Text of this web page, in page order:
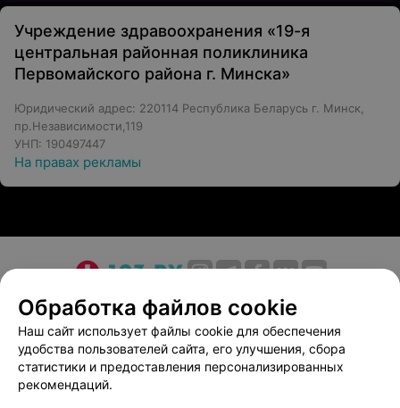
Учреждение здравоохранения «19-я
центральная районная поликлиника
Первомайского района г. Минска»
Юридический адрес: 220114 Республика Беларусь г. Минск,
пр.Независимости,119
УНП: 190497447
На правах рекламы
О проекте Новости проекта
Размещение рекламы
Медицинский маркетинг
Публичный договор
Пользовательское соглашение
Способы оплаты
Вакансии
Партнеры
Обработка файлов cookie
Наш сайт использует файлы cookie для обеспечения
удобства пользователей сайта, его улучшения, сбора
статистики и предоставления персонализированных
рекомендаций.